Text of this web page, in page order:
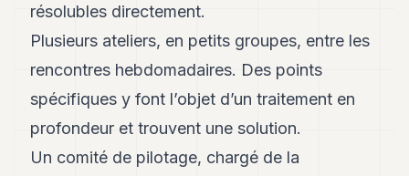
résolubles directement.
Plusieurs ateliers, en petits groupes, entre les
rencontres hebdomadaires. Des points
spécifiques y font l’objet d’un traitement en
profondeur et trouvent une solution.
Un comité de pilotage, chargé de la